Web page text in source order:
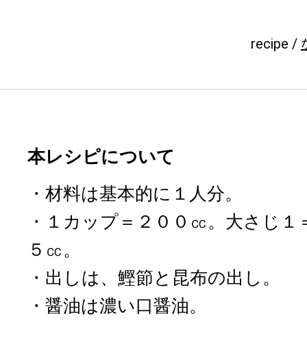
recipe /
本レシピについて
・材料は基本的に１人分。
・１カップ＝２００㏄。大さじ
５㏄。
・出しは、鰹節と昆布の出し。
・醤油は濃い口醤油。